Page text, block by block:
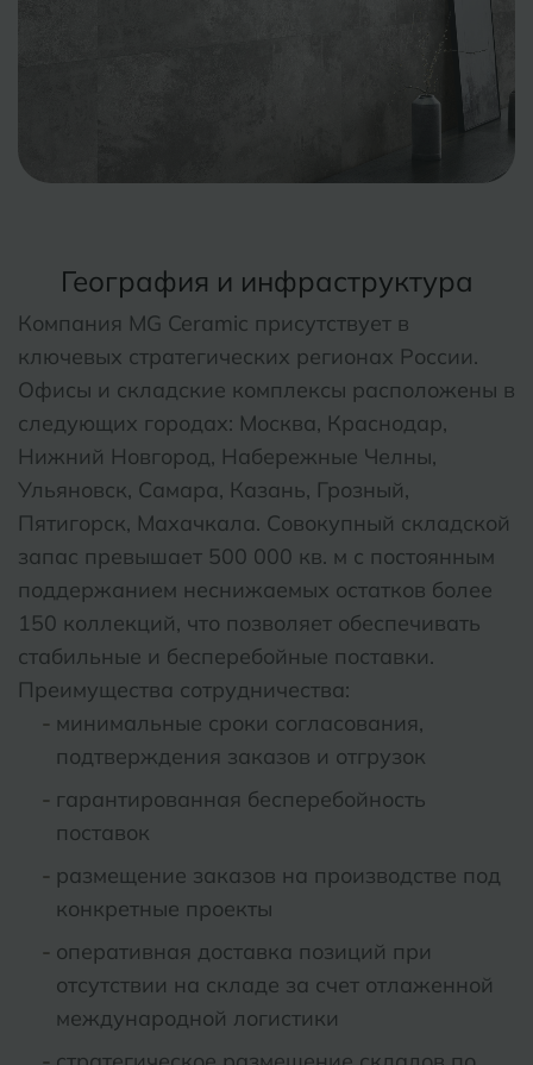
География и инфраструктура
Компания MG Ceramic присутствует в
ключевых стратегических регионах России.
Офисы и складские комплексы расположены в
следующих городах: Москва, Краснодар,
Нижний Новгород, Набережные Челны,
Ульяновск, Самара, Казань, Грозный,
Пятигорск, Махачкала. Совокупный складской
запас превышает 500 000 кв. м с постоянным
поддержанием неснижаемых остатков более
150 коллекций, что позволяет обеспечивать
стабильные и бесперебойные поставки.
Преимущества сотрудничества:
минимальные сроки согласования,
подтверждения заказов и отгрузок
гарантированная бесперебойность
поставок
размещение заказов на производстве под
конкретные проекты
оперативная доставка позиций при
отсутствии на складе за счет отлаженной
международной логистики